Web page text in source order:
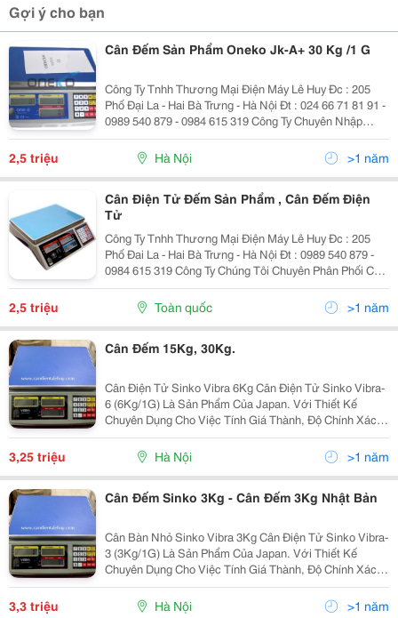
Gợi ý cho bạn
Cân Đếm Sản Phẩm Oneko Jk-A+ 30 Kg /1 G
Công Ty Tnhh Thương Mại Điện Máy Lê Huy Đc : 205
Phố Đại La - Hai Bà Trưng - Hà Nội Đt : 024 66 71 81 91 -
0989 540 879 - 0984 615 319 Công Ty Chuyên Nhập
Khẩu Các Loại Cân Điện Tử Ân Điện Tử Đếm Oneko Jk-
A +( 30Kg/1G)
2,5 triệu Hà Nội >1 năm
Cân Điện Tử Đếm Sản Phẩm , Cân Đếm Điện
Tử
Công Ty Tnhh Thương Mại Điện Máy Lê Huy Đc : 205
Phố Đai La - Hai Bà Trưng - Hà Nội Đt : 0989 540 879 -
0984 615 319 Công Ty Chúng Tôi Chuyên Phân Phối Các
Loại Cân Điện Tử Hàng Chính Hãng Cân Điện Tử Đếm
Oneko Jk-A+ (3Kg/0,1G)
2,5 triệu Toàn quốc >1 năm
Cân Đếm 15Kg, 30Kg.
Cân Điện Tử Sinko Vibra 6Kg Cân Điện Tử Sinko Vibra-
6 (6Kg/1G) Là Sản Phẩm Của Japan. Với Thiết Kế
Chuyên Dụng Cho Việc Tính Giá Thành, Độ Chính Xác
Cao, Cân Nhà Bếp Sinko Vibra Là Sự Lựa Chọn Hàng
Đầu Cho Các Hộ Kinh Doanh, Siêu Thị, Tạp Hóa Và C
3,25 triệu Hà Nội >1 năm
Cân Đếm Sinko 3Kg - Cân Đếm 3Kg Nhật Bản
Cân Bàn Nhỏ Sinko Vibra 3Kg Cân Điện Tử Sinko Vibra-
3 (3Kg/1G) Là Sản Phẩm Của Japan. Với Thiết Kế
Chuyên Dụng Cho Việc Tính Giá Thành, Độ Chính Xác
Cao, Cân Nhà Bếp Sinko Vibra Là Sự Lựa Chọn Hàng
Đầu Cho Các Hộ Kinh Doanh, Siêu Thị, Tạp Hóa V
3,3 triệu Hà Nội >1 năm